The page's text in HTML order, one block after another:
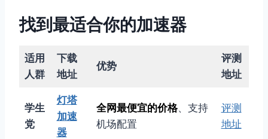
找到最适合你的加速器
适用
人群
下载
地址
优势
评测
地址
学生
党
灯塔
加速
器
全网最便宜的价格、支持
机场配置
评测
地址